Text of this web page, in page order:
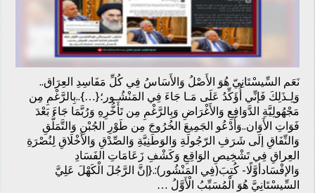
نَعَم السِّيسْتَانِيّ هُوَ الأَصْلُ وَالأَسَاسُ فِي كُلِّ مَفَاسِدِ العِرَاق..
وَلِـذَلِكَ فَإنِّي أُؤَكِّدُ عَلَى مَـا جَاءَ فِي المَنْشُـور؛{…}..بِالرَّغْمِ مِن
مَجْهُولِيَّةِ الدَّوَافِعِ وَالأَغْرَاضِ وَبِالرَّغْمِ مِن تَأَخُّرِهِ وَرُبَّمَا جَاءَ بَعْدَ
فَوَاتِ الأَوَان..وَأَدْعُو الجَمِيعَ الخُرُوجَ مِن طَوْرِ الجُبْنِ وَالتَّمَلُّقِ
وَالنِّفَاقِ إلَى شَرَفِ الرّجُولَةِ وَالوَطَنِيَّةِ وَالصِّدْقِ وَالأَخْلَاقِ لِنُصْرَةِ
العِراقِ فِي تَشْخِيصِ الوَاقِعِ وَكَشْفِ زَعَامَاتِ الفَسَادِ
وَالإفْسَادأوَّلًا- كُتِبَ(فِي المَنْشُور):.{إنَّ الرَّجُلَ الْكَهْلَ عَلِيَّ
السِّيسْتَانِيَّ هُوَ الْمُسَبِّبُ الْأَوَّلُ …